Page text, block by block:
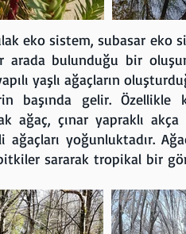
eko sistem, subasar eko
bulunduğu bir
yaşlı ağaçların
başında gelir. Özellikle
ağaç, çınar yapraklı akça
ağaçları yoğunluktadır.
sararak tropikal bir